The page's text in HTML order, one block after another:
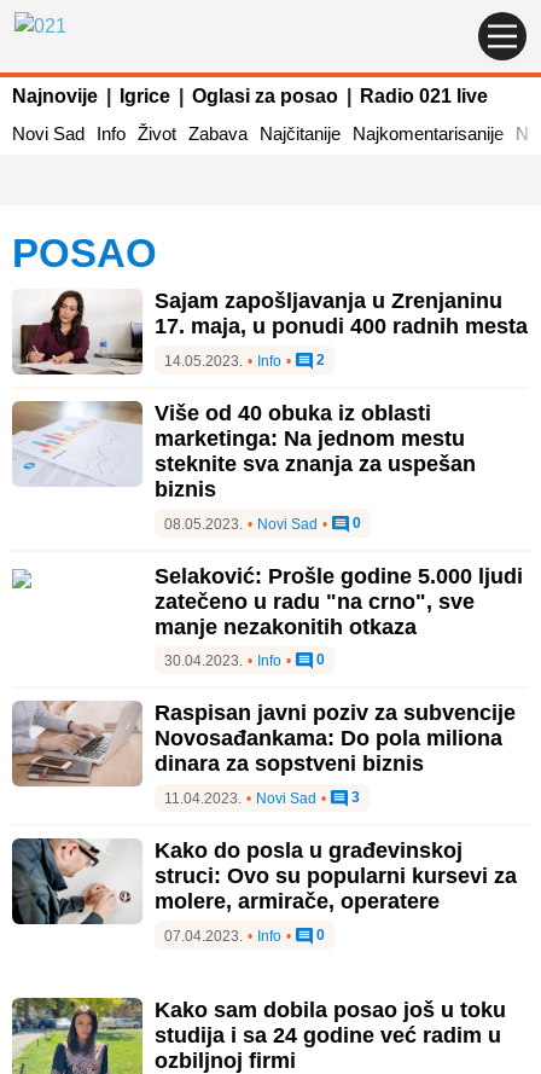
Najnovije Igrice Oglasi za posao
Radio 021 live
Novi Sad
Info Život Zabava Najčitanije Najkomentarisanije
POSAO
Sajam zapošljavanja u Zrenjaninu
17. maja, u ponudi 400 radnih mesta
14.05.2023. • Info • 2
Više od 40 obuka iz oblasti
marketinga: Na jednom mestu
steknite sva znanja za uspešan
biznis
08.05.2023. • Novi Sad • 0
Selaković: Prošle godine 5.000 ljudi
zatečeno u radu "na crno", sve
manje nezakonitih otkaza
30.04.2023. • Info • 0
Raspisan javni poziv za subvencije
Novosađankama: Do pola miliona
dinara za sopstveni biznis
11.04.2023. • Novi Sad • 3
Kako do posla u građevinskoj
struci: Ovo su popularni kursevi za
molere, armirače, operatere
07.04.2023. • Info • 0
Kako sam dobila posao još u toku
studija i sa 24 godine već radim u
ozbiljnoj firmi